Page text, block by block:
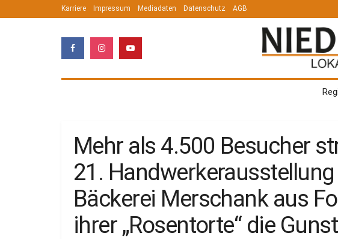
Karriere Impressum Mediadaten Datenschutz AGB
Mehr als 4.500 Besucher
21.
Bäckerei Merschank aus
ihrer „Rosentorte“ die